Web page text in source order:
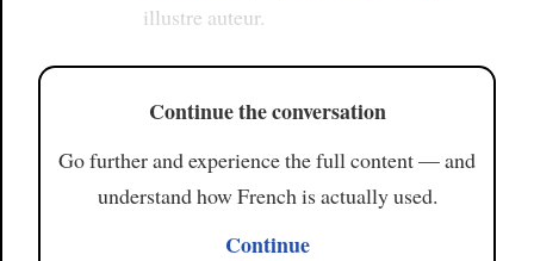
illustre auteur.
Continue the conversation
Go further and experience the full content — and
understand how French is actually used.
Continue